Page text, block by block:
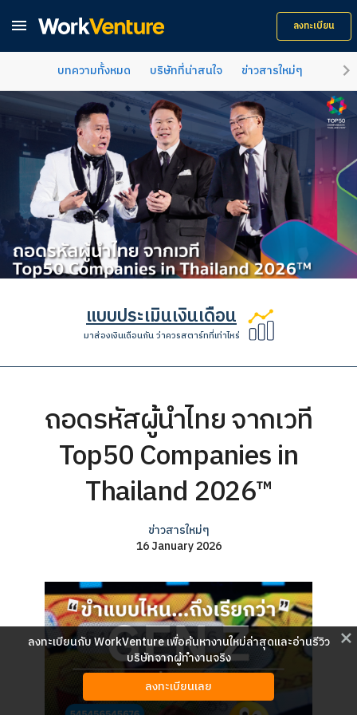
 ลงทะเบียน
keyboard_arrow_right
บทความทั้งหมด บริษัทที่น่าสนใจ ข่าวสารใหม่ๆ คำแ
แบบประเมินเงินเดือน
มาส่องเงินเดือนกัน ว่าควรสตาร์ทที่เท่าไหร่
ข่าวสารใหม่ๆ
16 January 2026
ถอดรหัสผู้นำไทย จากเวที
Top50 Companies in
Thailand 2026™
close
ลงทะเบียนกับ WorkVenture เพื่อค้นหางานใหม่ล่าสุดและอ่านรีวิว
บริษัทจากผู้ทำงานจริง
ลงทะเบียนเลย